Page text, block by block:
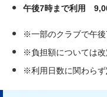
午後7時まで利用
※一部のクラブで午後
※負担額については改
※利用日数に関わらず